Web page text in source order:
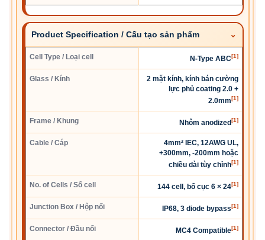
Product Specification / Cấu tạo sản phẩm
Cell Type / Loại cell N-Type ABC[1]
Glass / Kính
2 mặt kính, kính bán cường
lực phủ coating 2.0 +
2.0mm[1]
Frame / Khung Nhôm anodized[1]
Cable / Cáp
4mm² IEC, 12AWG UL,
+300mm, -200mm hoặc
chiều dài tùy chỉnh[1]
No. of Cells / Số cell 144 cell, bố cục 6 × 24[1]
Junction Box / Hộp nối IP68, 3 diode bypass[1]
Connector / Đầu nối MC4 Compatible[1]